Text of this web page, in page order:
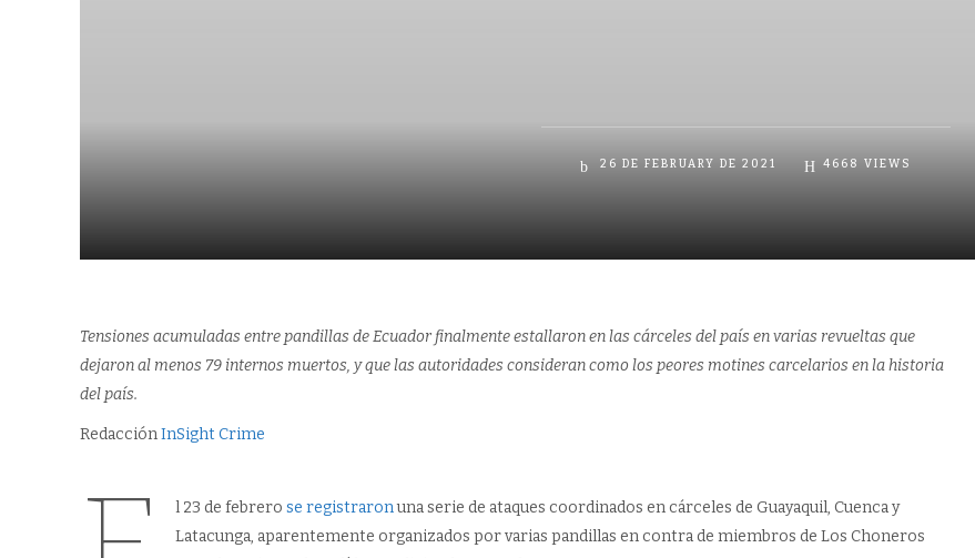
26 DE FEBRUARY DE 2021 4668 VIEWS
Tensiones acumuladas entre pandillas de Ecuador finalmente estallaron en las cárceles del país en varias revueltas que
dejaron al menos 79 internos muertos, y que las autoridades consideran como los peores motines carcelarios en la historia
del país.
RedacciónInSight Crime
l 23 de febrero se registraronuna serie de ataques coordinados en cárceles de Guayaquil, Cuenca y
Latacunga, aparentemente organizados por varias pandillas en contra de miembros de Los Choneros